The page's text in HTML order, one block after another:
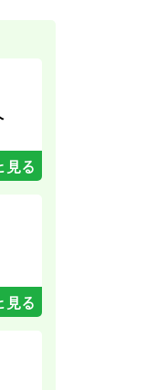
見る
見る